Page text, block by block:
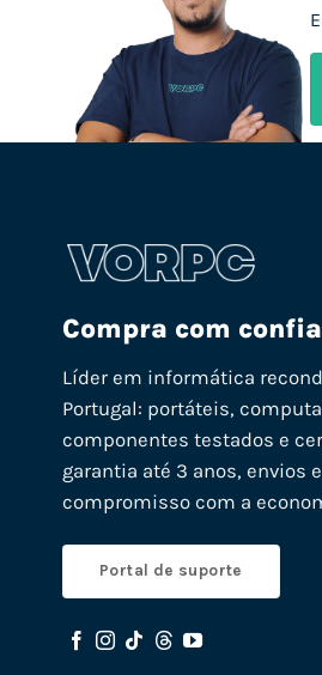
Compra com
Líder em informática
Portugal: portáteis,
componentes testados e
garantia até 3 anos, envios
compromisso com a
Portal de suporte